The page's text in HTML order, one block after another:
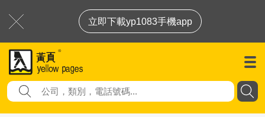
立即下載yp1083手機app